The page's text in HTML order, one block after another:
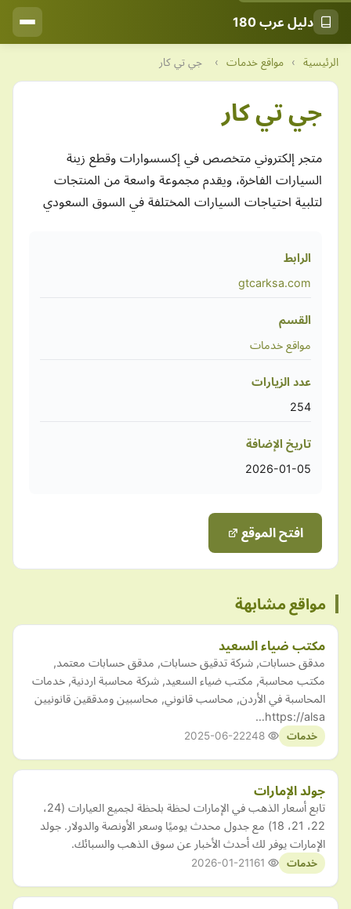
دليل عرب 180
الرئيسية › مواقع خدمات › جي تي كار
جي تي كار
متجر إلكتروني متخصص في إكسسوارات وقطع زينة
السيارات الفاخرة، ويقدم مجموعة واسعة من المنتجات
لتلبية احتياجات السيارات المختلفة في السوق السعودي
الرابط
gtcarksa.com
القسم
مواقع خدمات
عدد الزيارات
254
تاريخ الإضافة
2026-01-05
افتح الموقع
مواقع مشابهة
مكتب ضياء السعيد
مدقق حسابات, شركة تدقيق حسابات, مدقق حسابات معتمد,
مكتب محاسبة, مكتب ضياء السعيد, شركة محاسبة اردنية, خدمات
المحاسبة في الأردن, محاسب قانوني, محاسبين ومدققين قانونيين
https://alsa…
خدمات 2025-06-22
جولد الإمارات
تابع أسعار الذهب في الإمارات لحظة بلحظة لجميع العيارات (24،
22، 21، 18) مع جدول محدث يوميًا وسعر الأونصة والدولار. جولد
الإمارات يوفر لك أحدث الأخبار عن سوق الذهب والسبائك.
خدمات 2026-01-21